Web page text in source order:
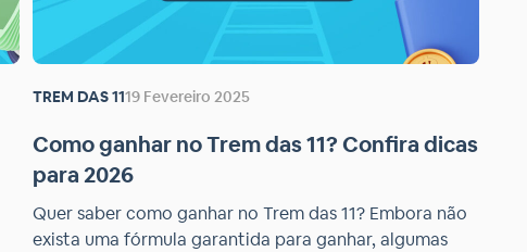
TREM DAS 1119 Fevereiro 2025
Como ganhar no Trem das 11? Confira dicas
para 2026
Quer saber como ganhar no Trem das 11? Embora não
exista uma fórmula garantida para ganhar, algumas